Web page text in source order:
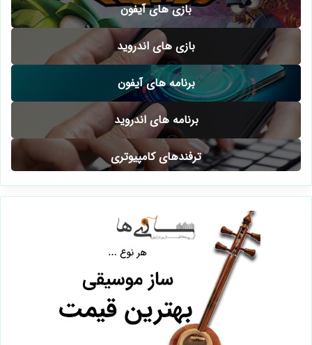
بازی های آیفون
بازی های اندروید
برنامه های آیفون
برنامه های اندروید
ترفندهای کامپیوتری